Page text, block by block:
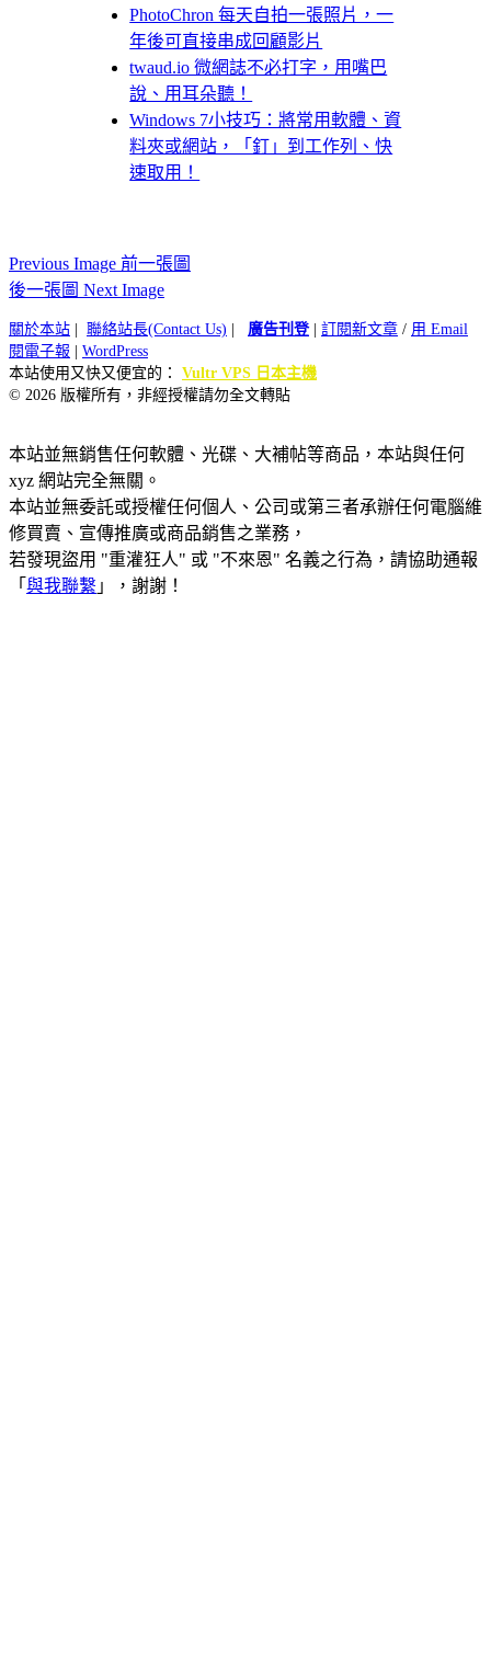
PhotoChron 每天自拍一張照片，一
年後可直接串成回顧影片
twaud.io 微網誌不必打字，用嘴巴
說、用耳朵聽！
Windows 7小技巧：將常用軟體、資
料夾或網站，「釘」到工作列、快
速取用！
Previous Image 前一張圖
後一張圖 Next Image
關於本站 聯絡站長(Contact Us) 廣告刊登| 訂閱新文章 / 用 Email
閱電子報
WordPress
本站使用又快又便宜的： Vultr VPS 日本主機
© 2026 版權所有，非經授權請勿全文轉貼
本站並無銷售任何軟體、光碟、大補帖等商品，本站與任何
xyz 網站完全無關。
本站並無委託或授權任何個人、公司或第三者承辦任何電腦維
修買賣、宣傳推廣或商品銷售之業務，
若發現盜用 "重灌狂人" 或 "不來恩" 名義之行為，請協助通報
「 與我聯繫 」，謝謝！